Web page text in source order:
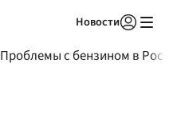
Новости
Проблемы с бензином в